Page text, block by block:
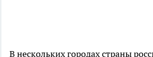
В нескольких городах страны